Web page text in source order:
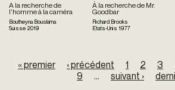
A la recherche de
l'homme à la caméra
Boutheyna Bouslama
Suisse 2019
À la recherche de Mr.
Goodbar
Richard Brooks
Etats-Unis 1977
« premier ‹ précédent 1 2 3
9
… suivant ›